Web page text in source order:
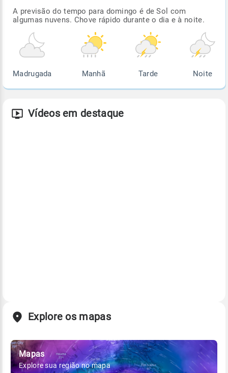
A previsão do tempo para domingo é de Sol com
algumas nuvens. Chove rápido durante o dia e à noite.
Madrugada Manhã Tarde Noite
Vídeos em destaque
Explore os mapas
Mapas
Explore sua região no mapa